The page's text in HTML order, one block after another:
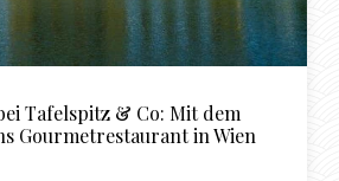
Luxuriöse Restaurant Empfehlungen
perfekte Sugardaddy und